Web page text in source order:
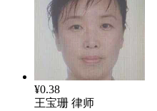
¥0.38
王宝珊 律师